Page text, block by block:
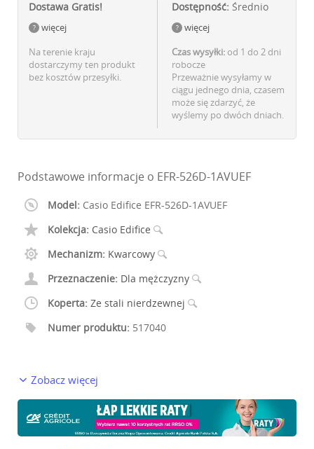
Dostawa Gratis!
więcej
Na terenie kraju
dostarczymy ten produkt
bez kosztów przesyłki.
Dostępność: Średnio
więcej
Czas wysyłki: od 1 do 2 dni
robocze
Przeważnie wysyłamy w
ciągu jednego dnia, czasem
może się zdarzyć, że
wyślemy po dwóch dniach.
Podstawowe informacje o EFR-526D-1AVUEF
Model: Casio Edifice EFR-526D-1AVUEF
Kolekcja: Casio Edifice
Mechanizm: Kwarcowy
Przeznaczenie: Dla mężczyzny
Koperta: Ze stali nierdzewnej
Numer produktu: 517040
Zobacz więcej